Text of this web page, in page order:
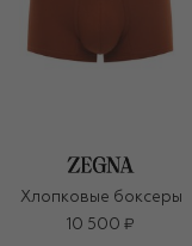
Хлопковые боксеры
10 500 ₽